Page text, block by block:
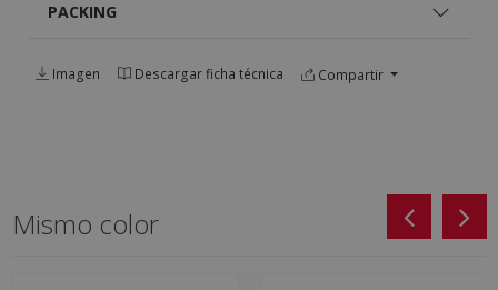
PACKING
Imagen Descargar ficha técnica Compartir
Mismo color